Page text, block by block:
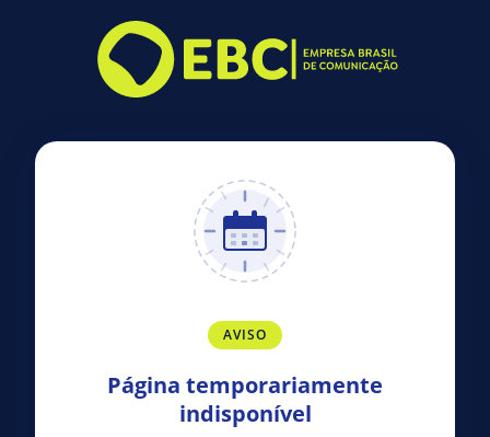
AVISO
Página temporariamente
indisponível